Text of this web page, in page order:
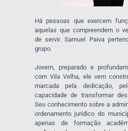
Há pessoas que exercem
aquelas que compreendem o
de servir. Samuel Paiva
grupo.
Jovem, preparado e
com Vila Velha, ele vem
marcada pela dedicação,
capacidade de transformar
Seu conhecimento sobre a
ordenamento jurídico do
apenas de formação